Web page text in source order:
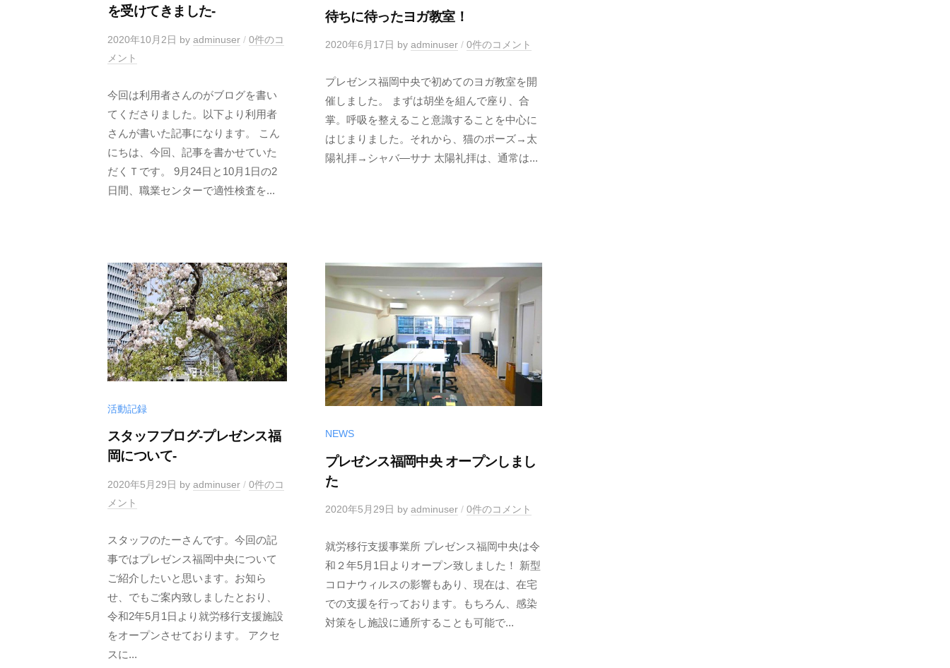
を受けてきました-
2020年10月2日 by adminuser / 0件のコ
メント
今回は利用者さんのがブログを書い
てくださりました。以下より利用者
さんが書いた記事になります。 こん
にちは、今回、記事を書かせていた
だくＴです。 9月24日と10月1日の2
日間、職業センターで適性検査を...
待ちに待ったヨガ教室！
2020年6月17日 by adminuser / 0件のコメント
プレゼンス福岡中央で初めてのヨガ教室を開
催しました。 まずは胡坐を組んで座り、合
掌。呼吸を整えること意識することを中心に
はじまりました。それから、猫のポーズ→太
陽礼拝→シャバ―サナ 太陽礼拝は、通常は...
活動記録
スタッフブログ-プレゼンス福
岡について-
2020年5月29日 by adminuser / 0件のコ
メント
スタッフのたーさんです。今回の記
事ではプレゼンス福岡中央について
ご紹介したいと思います。お知ら
せ、でもご案内致しましたとおり、
令和2年5月1日より就労移行支援施設
をオープンさせております。 アクセ
スに...
NEWS
プレゼンス福岡中央 オープンしまし
た
2020年5月29日 by adminuser / 0件のコメント
就労移行支援事業所 プレゼンス福岡中央は令
和２年5月1日よりオープン致しました！ 新型
コロナウィルスの影響もあり、現在は、在宅
での支援を行っております。もちろん、感染
対策をし施設に通所することも可能で...